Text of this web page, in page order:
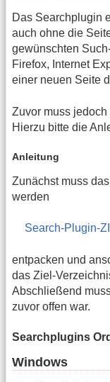
Das Searchplugin
auch ohne die
gewünschten
Firefox, Internet
einer neuen Seite
Zuvor muss
Hierzu bitte die
Anleitung
Zunächst muss
werden
Search-Plugin-
entpacken und
das Ziel-
Abschließend
zuvor offen war.
Searchplugins
Windows